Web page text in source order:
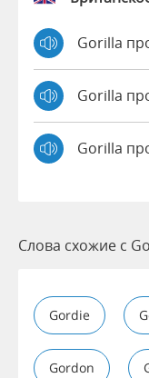
Gorilla
Gorilla
Gorilla
Слова схожие с
Gordie
Gordon